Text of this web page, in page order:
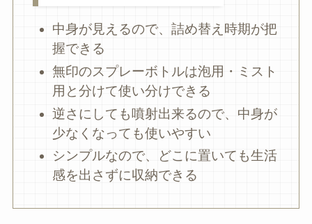
中身が見えるので、詰め替え時期が把
握できる
無印のスプレーボトルは泡用・ミスト
用と分けて使い分けできる
逆さにしても噴射出来るので、中身が
少なくなっても使いやすい
シンプルなので、どこに置いても生活
感を出さずに収納できる